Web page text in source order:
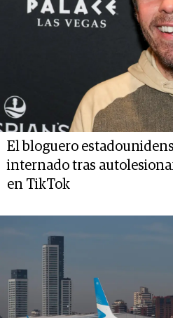
El bloguero
internado tras
en TikTok